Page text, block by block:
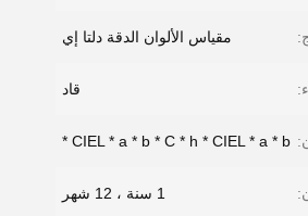
مقياس الألوان الدقة دلتا إي
قاد
CIEL * a * b * C * h * CIEL * a * b *
1 سنة ، 12 شهر